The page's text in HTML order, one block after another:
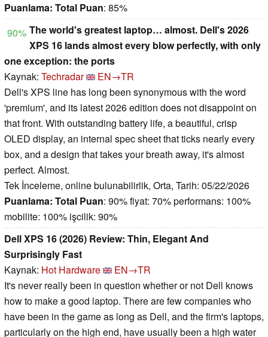
Puanlama: Total Puan: 85%
90% The world's greatest laptop… almost. Dell's 2026
XPS 16 lands almost every blow perfectly, with only
one exception: the ports
Kaynak: Techradar
EN→TR
Dell's XPS line has long been synonymous with the word
'premium', and its latest 2026 edition does not disappoint on
that front. With outstanding battery life, a beautiful, crisp
OLED display, an internal spec sheet that ticks nearly every
box, and a design that takes your breath away, it's almost
perfect. Almost.
Tek İnceleme, online bulunabilirlik, Orta, Tarih: 05/22/2026
Puanlama: Total Puan: 90% fiyat: 70% performans: 100%
mobilite: 100% işcilik: 90%
Dell XPS 16 (2026) Review: Thin, Elegant And
Surprisingly Fast
Kaynak: Hot Hardware
EN→TR
It's never really been in question whether or not Dell knows
how to make a good laptop. There are few companies who
have been in the game as long as Dell, and the firm's laptops,
particularly on the high end, have usually been a high water